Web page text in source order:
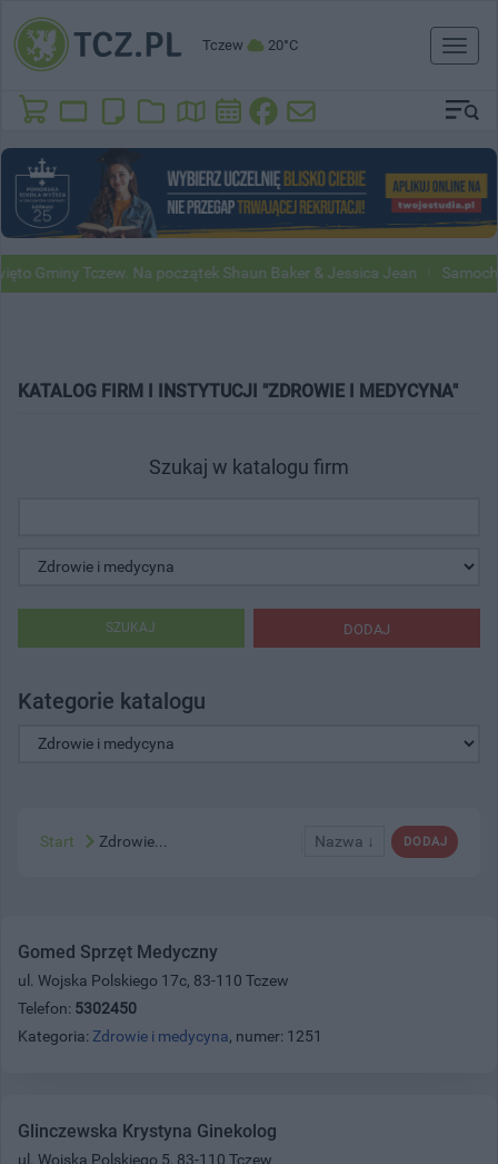
Tczew 20°C
Toggle
Gminy Tczew. Na początek Shaun Baker & Jessica Jean
KATALOG FIRM I INSTYTUCJI "ZDROWIE I MEDYCYNA"
Szukaj w katalogu firm
DODAJ
SZUKAJ
Kategorie katalogu
DODAJ
Nazwa ↓
Start Zdrowie...
Gomed Sprzęt Medyczny
ul. Wojska Polskiego 17c, 83-110 Tczew
Telefon: 5302450
Kategoria: Zdrowie i medycyna, numer: 1251
Glinczewska Krystyna Ginekolog
ul. Wojska Polskiego 5, 83-110 Tczew